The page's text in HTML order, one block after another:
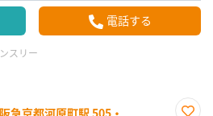
電話する
スリー